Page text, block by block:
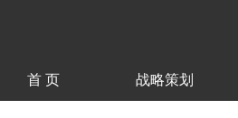
首 页 战略策划